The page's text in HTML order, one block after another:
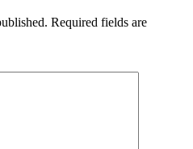
Required fields are